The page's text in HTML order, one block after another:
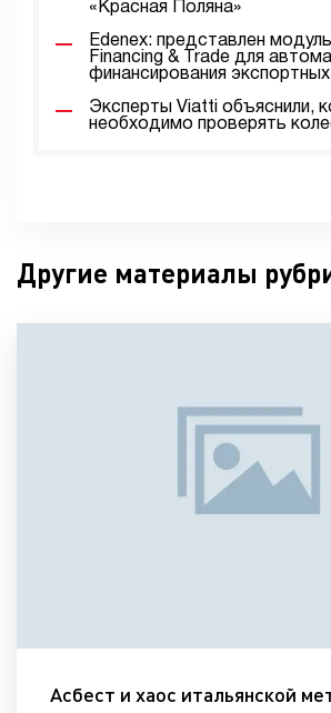
«Красная Поляна»
Edenex: представлен
Financing & Trade для
финансирования
Эксперты Viatti объяснили,
необходимо проверять
Другие материалы
Асбест и хаос итальянской